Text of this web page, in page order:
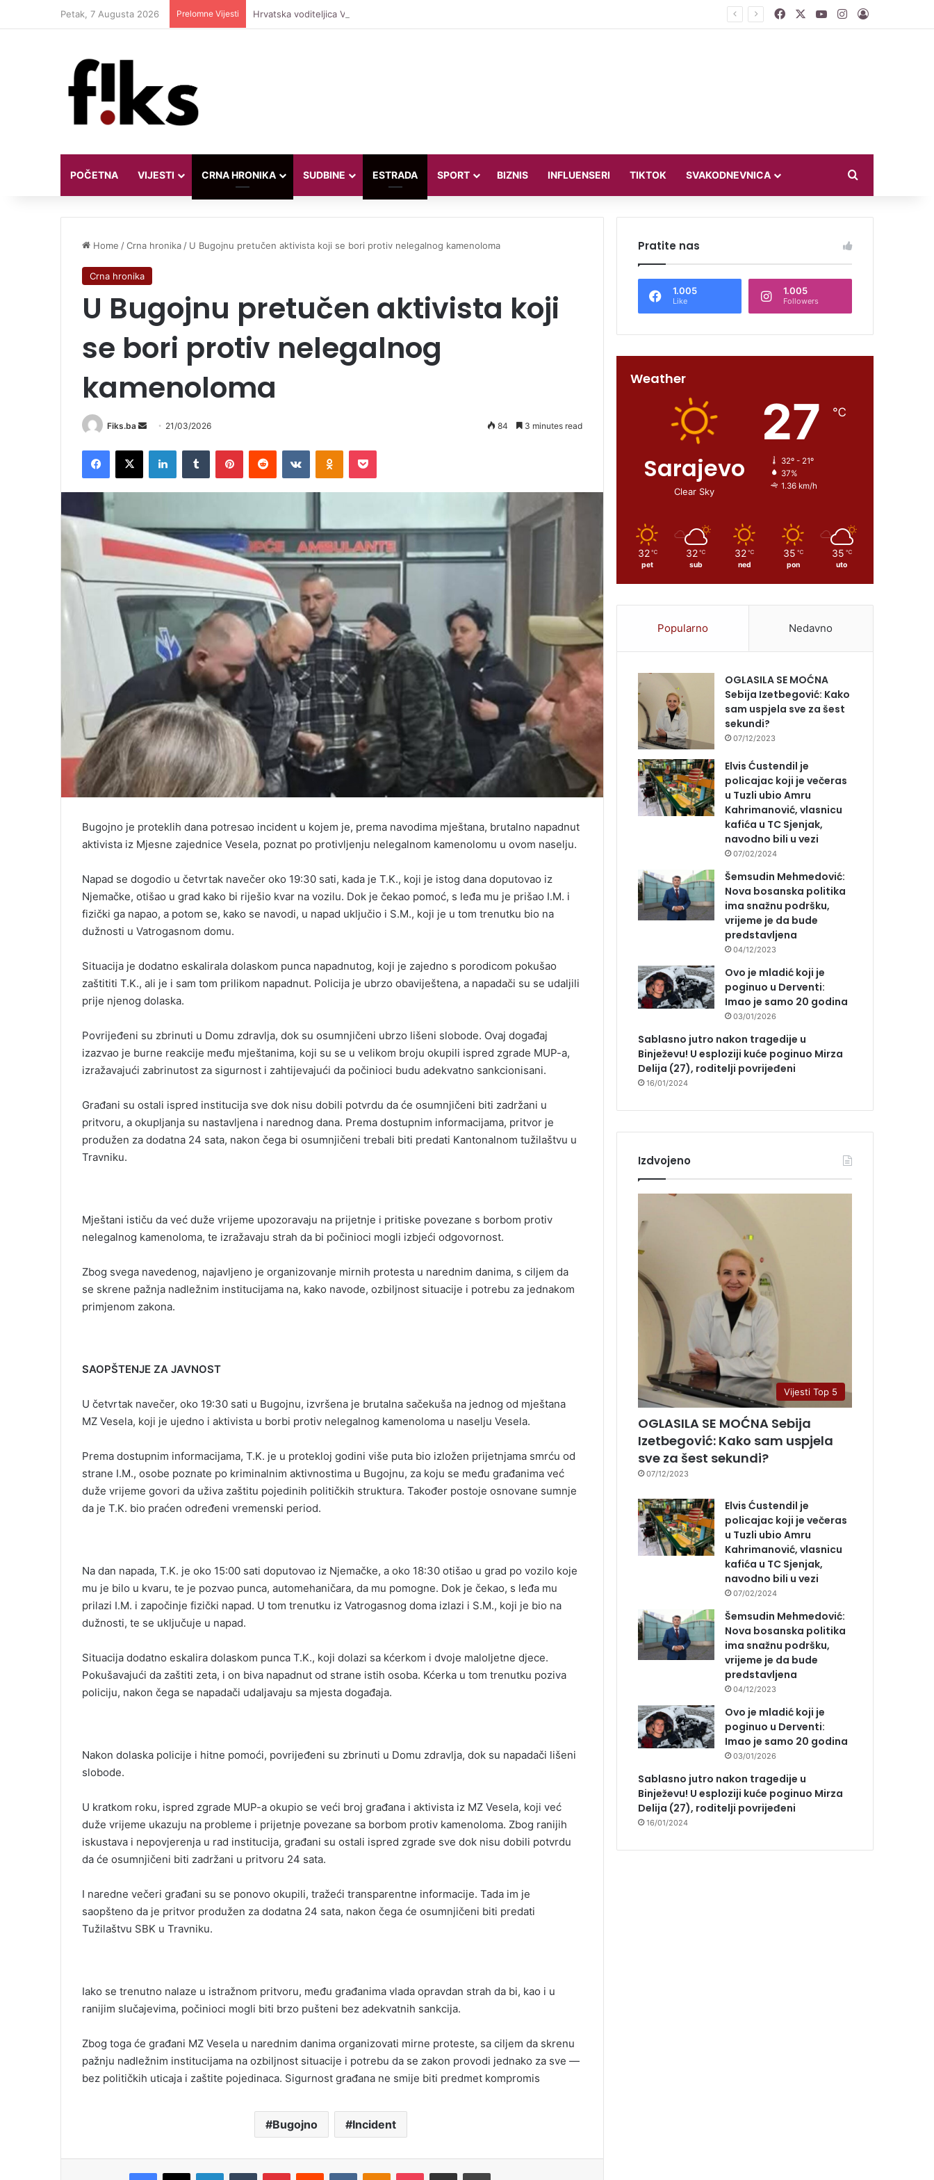
Petak, 7 Augusta 2026 Prelomne Vijesti Hrvatska voditeljica Valentina Miletić koju porede s Dilettom Leotom oduševila pozirajući u bikiniju FacebookYouTubeInstagram
Log In
POČETNA VIJESTI CRNA HRONIKA SUDBINE ESTRADA SPORT BIZNIS INFLUENSERI TIKTOK SVAKODNEVNICA
Home /Crna hronika / U Bugojnu pretučen aktivista koji se bori protiv nelegalnog kamenoloma
Crna hronika
U Bugojnu pretučen aktivista koji
se bori protiv nelegalnog
kamenoloma
Fiks.ba
Send
email
21/03/2026 84 3 minutes read
Facebook
X LinkedInTumblr PinterestReddit VKontakteOdnoklassniki
Pocket
Bugojno je proteklih dana potresao incident u kojem je, prema navodima mještana, brutalno napadnut
aktivista iz Mjesne zajednice Vesela, poznat po protivljenju nelegalnom kamenolomu u ovom naselju.
Napad se dogodio u četvrtak navečer oko 19:30 sati, kada je T.K., koji je istog dana doputovao iz
Njemačke, otišao u grad kako bi riješio kvar na vozilu. Dok je čekao pomoć, s leđa mu je prišao I.M. i
fizički ga napao, a potom se, kako se navodi, u napad uključio i S.M., koji je u tom trenutku bio na
dužnosti u Vatrogasnom domu.
Situacija je dodatno eskalirala dolaskom punca napadnutog, koji je zajedno s porodicom pokušao
zaštititi T.K., ali je i sam tom prilikom napadnut. Policija je ubrzo obaviještena, a napadači su se udaljili
prije njenog dolaska.
Povrijeđeni su zbrinuti u Domu zdravlja, dok su osumnjičeni ubrzo lišeni slobode. Ovaj događaj
izazvao je burne reakcije među mještanima, koji su se u velikom broju okupili ispred zgrade MUP-a,
izražavajući zabrinutost za sigurnost i zahtijevajući da počinioci budu adekvatno sankcionisani.
Građani su ostali ispred institucija sve dok nisu dobili potvrdu da će osumnjičeni biti zadržani u
pritvoru, a okupljanja su nastavljena i narednog dana. Prema dostupnim informacijama, pritvor je
produžen za dodatna 24 sata, nakon čega bi osumnjičeni trebali biti predati Kantonalnom tužilaštvu u
Travniku.
Mještani ističu da već duže vrijeme upozoravaju na prijetnje i pritiske povezane s borbom protiv
nelegalnog kamenoloma, te izražavaju strah da bi počinioci mogli izbjeći odgovornost.
Zbog svega navedenog, najavljeno je organizovanje mirnih protesta u narednim danima, s ciljem da
se skrene pažnja nadležnim institucijama na, kako navode, ozbiljnost situacije i potrebu za jednakom
primjenom zakona.
SAOPŠTENJE ZA JAVNOST
U četvrtak navečer, oko 19:30 sati u Bugojnu, izvršena je brutalna sačekuša na jednog od mještana
MZ Vesela, koji je ujedno i aktivista u borbi protiv nelegalnog kamenoloma u naselju Vesela.
Prema dostupnim informacijama, T.K. je u protekloj godini više puta bio izložen prijetnjama smrću od
strane I.M., osobe poznate po kriminalnim aktivnostima u Bugojnu, za koju se među građanima već
duže vrijeme govori da uživa zaštitu pojedinih političkih struktura. Također postoje osnovane sumnje
da je T.K. bio praćen određeni vremenski period.
Na dan napada, T.K. je oko 15:00 sati doputovao iz Njemačke, a oko 18:30 otišao u grad po vozilo koje
mu je bilo u kvaru, te je pozvao punca, automehaničara, da mu pomogne. Dok je čekao, s leđa mu
prilazi I.M. i započinje fizički napad. U tom trenutku iz Vatrogasnog doma izlazi i S.M., koji je bio na
dužnosti, te se uključuje u napad.
Situacija dodatno eskalira dolaskom punca T.K., koji dolazi sa kćerkom i dvoje maloljetne djece.
Pokušavajući da zaštiti zeta, i on biva napadnut od strane istih osoba. Kćerka u tom trenutku poziva
policiju, nakon čega se napadači udaljavaju sa mjesta događaja.
Nakon dolaska policije i hitne pomoći, povrijeđeni su zbrinuti u Domu zdravlja, dok su napadači lišeni
slobode.
U kratkom roku, ispred zgrade MUP-a okupio se veći broj građana i aktivista iz MZ Vesela, koji već
duže vrijeme ukazuju na probleme i prijetnje povezane sa borbom protiv kamenoloma. Zbog ranijih
iskustava i nepovjerenja u rad institucija, građani su ostali ispred zgrade sve dok nisu dobili potvrdu
da će osumnjičeni biti zadržani u pritvoru 24 sata.
I naredne večeri građani su se ponovo okupili, tražeći transparentne informacije. Tada im je
saopšteno da je pritvor produžen za dodatna 24 sata, nakon čega će osumnjičeni biti predati
Tužilaštvu SBK u Travniku.
Iako se trenutno nalaze u istražnom pritvoru, među građanima vlada opravdan strah da bi, kao i u
ranijim slučajevima, počinioci mogli biti brzo pušteni bez adekvatnih sankcija.
Zbog toga će građani MZ Vesela u narednim danima organizovati mirne proteste, sa ciljem da skrenu
pažnju nadležnim institucijama na ozbiljnost situacije i potrebu da se zakon provodi jednako za sve —
bez političkih uticaja i zaštite pojedinaca. Sigurnost građana ne smije biti predmet kompromis
Bugojno Incident
Facebook
X LinkedInTumblr PinterestReddit VKontakteOdnoklassniki
Pocket Share via Email Print
Pratite nas
1.005
Like
1.005
Followers
Weather
Sarajevo
Clear Sky
27 ℃
32º - 21º
37%
1.36 km/h
32 ℃
pet
32 ℃
sub
32 ℃
ned
35 ℃
pon
35 ℃
uto
Popularno Nedavno
OGLASILA SE MOĆNA
Sebija Izetbegović: Kako
sam uspjela sve za šest
sekundi?
07/12/2023
Elvis Ćustendil je
policajac koji je večeras
u Tuzli ubio Amru
Kahrimanović, vlasnicu
kafića u TC Sjenjak,
navodno bili u vezi
07/02/2024
Šemsudin Mehmedović:
Nova bosanska politika
ima snažnu podršku,
vrijeme je da bude
predstavljena
04/12/2023
Ovo je mladić koji je
poginuo u Derventi:
Imao je samo 20 godina
03/01/2026
Sablasno jutro nakon tragedije u
Binježevu! U esploziji kuće poginuo Mirza
Delija (27), roditelji povrijeđeni
16/01/2024
Izdvojeno
Vijesti Top 5
OGLASILA SE MOĆNA Sebija
Izetbegović: Kako sam uspjela
sve za šest sekundi?
07/12/2023
Elvis Ćustendil je
policajac koji je večeras
u Tuzli ubio Amru
Kahrimanović, vlasnicu
kafića u TC Sjenjak,
navodno bili u vezi
07/02/2024
Šemsudin Mehmedović:
Nova bosanska politika
ima snažnu podršku,
vrijeme je da bude
predstavljena
04/12/2023
Ovo je mladić koji je
poginuo u Derventi:
Imao je samo 20 godina
03/01/2026
Sablasno jutro nakon tragedije u
Binježevu! U esploziji kuće poginuo Mirza
Delija (27), roditelji povrijeđeni
16/01/2024